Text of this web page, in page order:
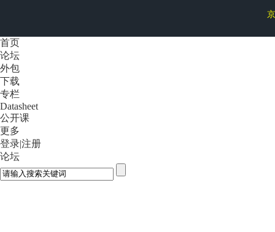
首页
论坛
外包
下载
专栏
Datasheet
公开课
更多
登录|注册
论坛